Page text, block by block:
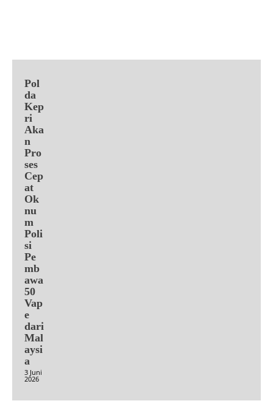
Pol
da
Kep
ri
Aka
n
Pro
ses
Cep
at
Ok
nu
m
Poli
si
Pe
mb
awa
50
Vap
e
dari
Mal
aysi
a
3 Juni
2026